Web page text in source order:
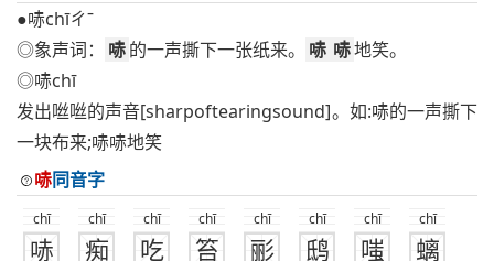
●哧chīㄔˉ
◎象声词：
哧的一声撕下一张纸来。 哧 哧地笑。
◎哧chī
发出咝咝的声音[sharpoftearingsound]。如:哧的一声撕下
一块布来;哧哧地笑
哧同音字
chī
哧
chī
痴
chī
吃
chī
笞
chī
彨
chī
鸱
chī
嗤
chī
螭